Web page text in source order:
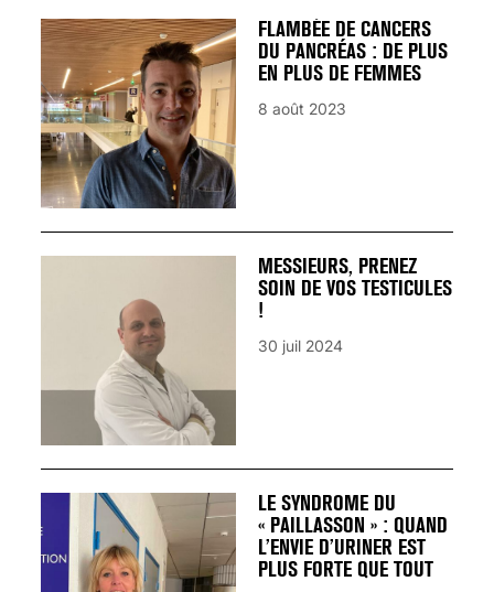
FLAMBÉE DE CANCERS
DU PANCRÉAS : DE PLUS
EN PLUS DE FEMMES
8 août 2023
MESSIEURS, PRENEZ
SOIN DE VOS TESTICULES
!
30 juil 2024
LE SYNDROME DU
« PAILLASSON » : QUAND
L’ENVIE D’URINER EST
PLUS FORTE QUE TOUT